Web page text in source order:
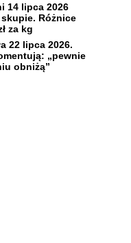
14 lipca 2026
Różnice
za kg
22 lipca 2026.
„pewnie
obniżą”